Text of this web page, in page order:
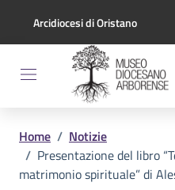
Arcidiocesi di Oristano
Home / Notizie
/ Presentazione del libro
matrimonio spirituale” di